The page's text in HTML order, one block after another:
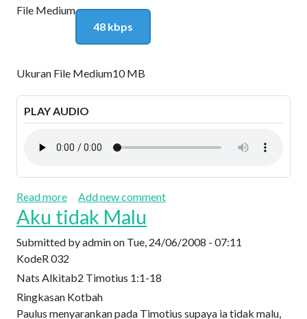
File Medium
48 kbps
Ukuran File Medium10 MB
PLAY AUDIO
Read moreabout Nehemia: Tanggung Jawab sebagai Orang
Add new comment
Aku tidak Malu
Submitted byadminon Tue, 24/06/2008 - 07:11
KodeR 032
Nats Alkitab2 Timotius 1:1-18
Ringkasan Kotbah
Paulus menyarankan pada Timotius supaya ia tidak malu,